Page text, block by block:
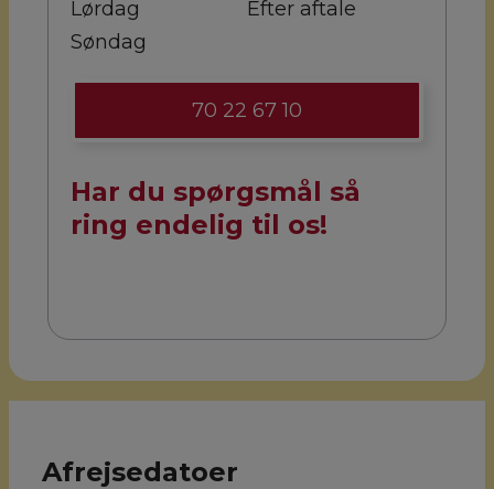
Lørdag
Søndag
Efter aftale
70 22 67 10
Har du spørgsmål så
ring endelig til os!
Afrejsedatoer